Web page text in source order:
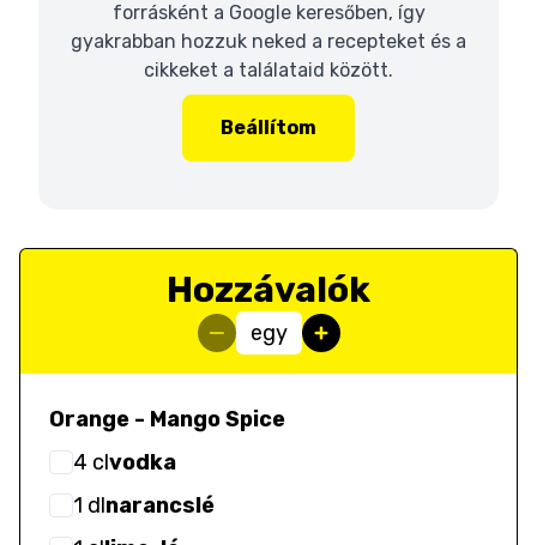
forrásként a Google keresőben, így
gyakrabban hozzuk neked a recepteket és a
cikkeket a találataid között.
Beállítom
Hozzávalók
egy
Orange - Mango Spice
4 clvodka
1 dlnarancslé